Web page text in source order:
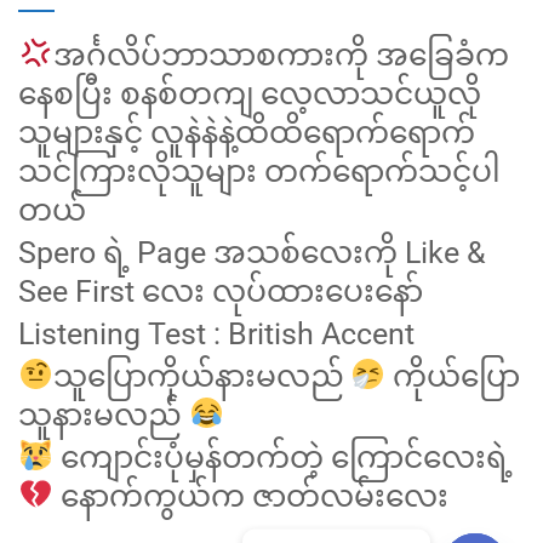
အင်္ဂလိပ်ဘာသာစကားကို အခြေခံက
နေစပြီး စနစ်တကျ လေ့လာသင်ယူလို
သူများနှင့် လူနဲနဲနဲ့ထိထိရောက်ရောက်
သင်ကြားလိုသူများ တက်ရောက်သင့်ပါ
တယ်
Spero ရဲ့ Page အသစ်လေးကို Like &
See First လေး လုပ်ထားပေးနော်
Listening Test : British Accent
သူပြောကိုယ်နားမလည်
ကိုယ်ပြော
သူနားမလည်
ကျောင်းပုံမှန်တက်တဲ့ ကြောင်လေးရဲ့
နောက်ကွယ်က ဇာတ်လမ်းလေး